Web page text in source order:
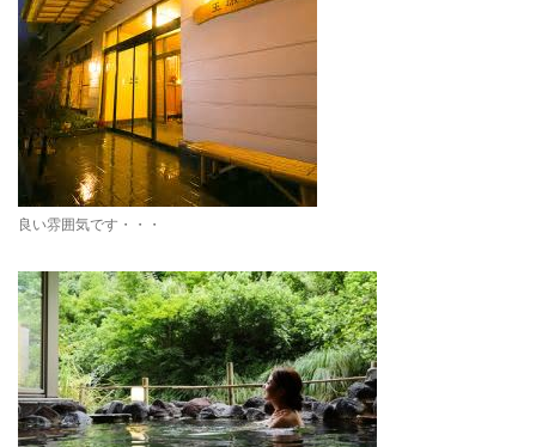
良い雰囲気です・・・